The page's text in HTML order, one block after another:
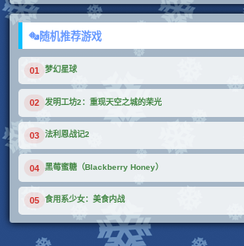
随机推荐游戏
01 梦幻星球
02 发明工坊2：重现天空之城的荣光
03 法利恩战记2
04 黑莓蜜糖（Blackberry Honey）
05 食用系少女：美食内战